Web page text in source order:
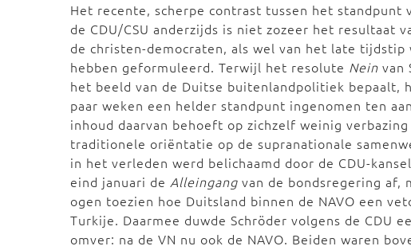
Het recente, scherpe contrast tussen het standpunt
de CDU/CSU anderzijds is niet zozeer het resultaat
de christen-democraten, als wel van het late
hebben geformuleerd. Terwijl het resolute Nein van
het beeld van de Duitse buitenlandpolitiek bepaalt,
paar weken een helder standpunt ingenomen ten
inhoud daarvan behoeft op zichzelf weinig
traditionele oriëntatie op de supranationale
in het verleden werd belichaamd door de CDU-
eind januari de Alleingang van de bondsregering af,
ogen toezien hoe Duitsland binnen de NAVO een
Turkije. Daarmee duwde Schröder volgens de CDU
omver: na de VN nu ook de NAVO. Beiden waren